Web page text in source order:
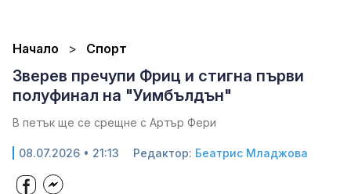
Начало Спорт
Зверев пречупи Фриц и стигна първи
полуфинал на "Уимбълдън"
В петък ще се срещне с Артър Фери
08.07.2026 • 21:13 Редактор: Беатрис Младжова